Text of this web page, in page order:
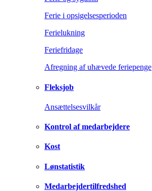
Ferie i opsigelsesperioden
Ferielukning
Feriefridage
Afregning af uhævede feriepenge
Fleksjob
Ansættelsesvilkår
Kontrol af medarbejdere
Kost
Lønstatistik
Medarbejdertilfredshed